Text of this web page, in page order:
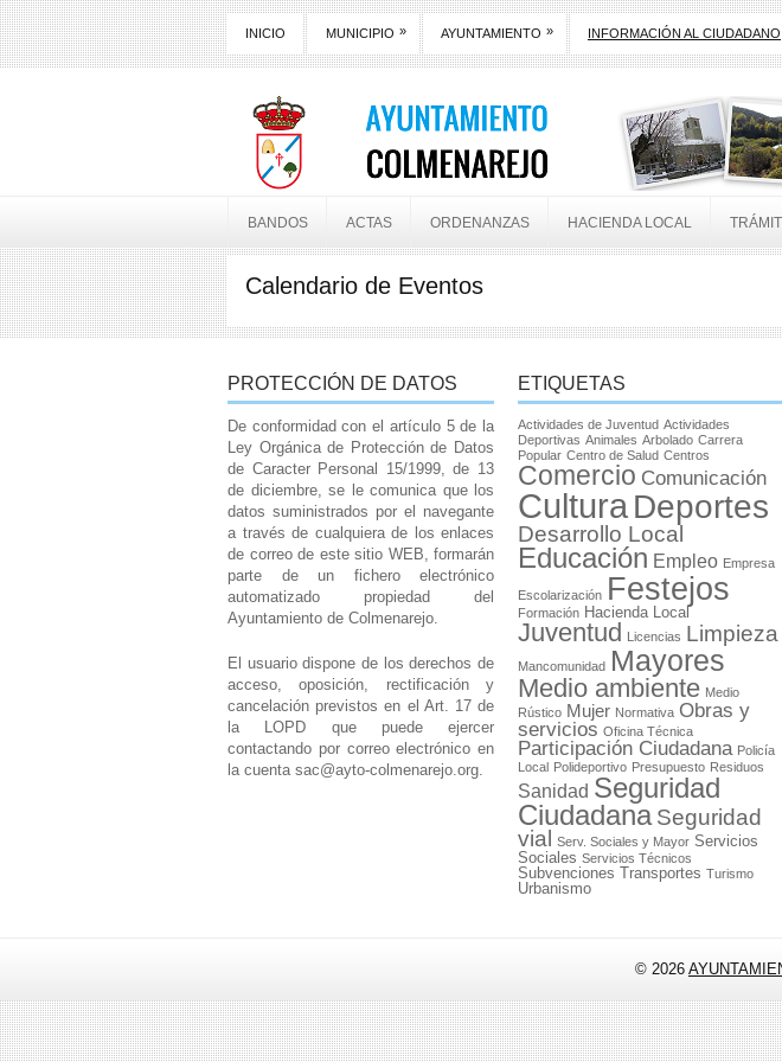
INICIO MUNICIPIO » AYUNTAMIENTO » INFORMACIÓN AL CIUDADANO
BANDOS ACTAS ORDENANZAS HACIENDA LOCAL
Calendario de Eventos
PROTECCIÓN DE DATOS
De conformidad con el artículo 5 de la
Ley Orgánica de Protección de Datos
de Caracter Personal 15/1999, de 13
de diciembre, se le comunica que los
datos suministrados por el navegante
a través de cualquiera de los enlaces
de correo de este sitio WEB, formarán
parte de un fichero electrónico
automatizado propiedad del
Ayuntamiento de Colmenarejo.
El usuario dispone de los derechos de
acceso, oposición, rectificación y
cancelación previstos en el Art. 17 de
la LOPD que puede ejercer
contactando por correo electrónico en
la cuenta sac@ayto-colmenarejo.org.
ETIQUETAS
Actividades de Juventud Actividades
Deportivas Animales Arbolado Carrera
Popular Centro de Salud Centros
Comercio Comunicación
CulturaDeportes
Desarrollo Local
Educación Empleo Empresa
Escolarización Festejos
Formación Hacienda Local
Juventud Licencias Limpieza
Mancomunidad Mayores
Medio ambiente Medio
Rústico Mujer Normativa Obras y
servicios Oficina Técnica
Participación Ciudadana Policía
Local Polideportivo Presupuesto Residuos
Sanidad Seguridad
Ciudadana Seguridad
vial
Serv. Sociales y Mayor Servicios
Sociales Servicios Técnicos
Subvenciones Transportes Turismo
Urbanismo
© 2026